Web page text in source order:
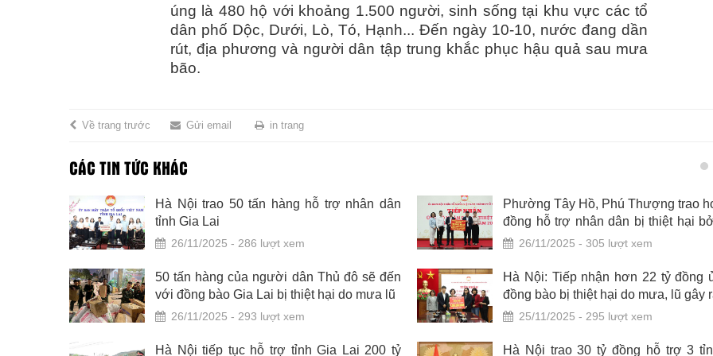
úng là 480 hộ với khoảng 1.500 người, sinh sống tại khu vực các tổ
dân phố Dộc, Dưới, Lò, Tó, Hạnh... Đến ngày 10-10, nước đang dần
rút, địa phương và người dân tập trung khắc phục hậu quả sau mưa
bão.
Về trang trước Gửi email in trang
CÁC TIN TỨC KHÁC
Hà Nội trao 50 tấn hàng hỗ trợ nhân dân
tỉnh Gia Lai
26/11/2025 - 286 lượt xem
Phường Tây Hồ, Phú Thượng trao
đồng hỗ trợ nhân dân bị thiệt hại
lũ 26/11/2025 - 305 lượt xem
50 tấn hàng của người dân Thủ đô sẽ đến
với đồng bào Gia Lai bị thiệt hại do mưa lũ
26/11/2025 - 293 lượt xem
Hà Nội: Tiếp nhận hơn 22 tỷ đồng
đồng bào bị thiệt hại do mưa, lũ gây
25/11/2025 - 295 lượt xem
Hà Nội tiếp tục hỗ trợ tỉnh Gia Lai 200 tỷ Hà Nội trao 30 tỷ đồng hỗ trợ 3